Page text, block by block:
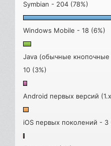
Symbian - 204 (78%)
Windows Mobile - 18 (6%)
Java (обычные
10 (3%)
Android первых версий
iOS первых поколений - 3